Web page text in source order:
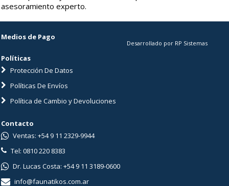
asesoramiento experto.
Medios de Pago
Políticas
Protección De Datos
Políticas De Envíos
Política de Cambio y Devoluciones
Desarrollado por RP Sistemas
Contacto
Ventas: +54 9 11 2329-9944
Tel: 0810 220 8383
Dr. Lucas Costa: +54 9 11 3189-0600
info@faunatikos.com.ar